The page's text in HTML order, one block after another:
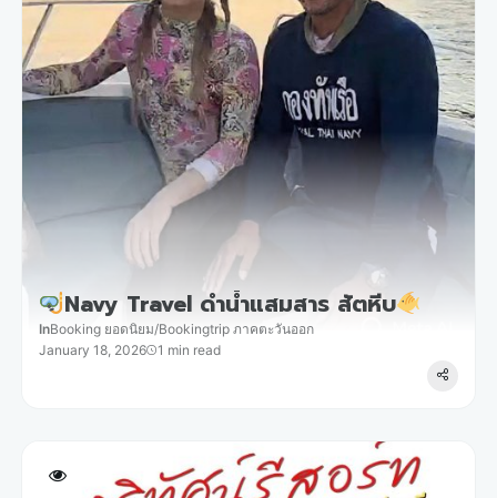
Navy Travel ดำน้ำแสมสาร สัตหีบ
InBooking ยอดนิยม/Bookingtrip ภาคตะวันออก
January 18, 2026
1 min read